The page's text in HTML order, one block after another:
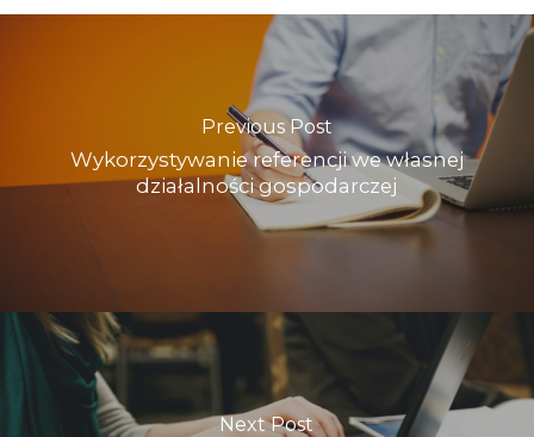
Previous Post
Wykorzystywanie referencji we własnej
działalności gospodarczej
Next Post